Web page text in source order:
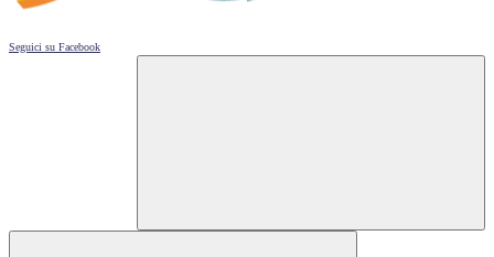
Seguici su Facebook